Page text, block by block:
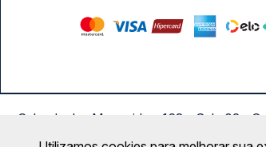
Calçada das Margaridas, 163 - Sala 02 -